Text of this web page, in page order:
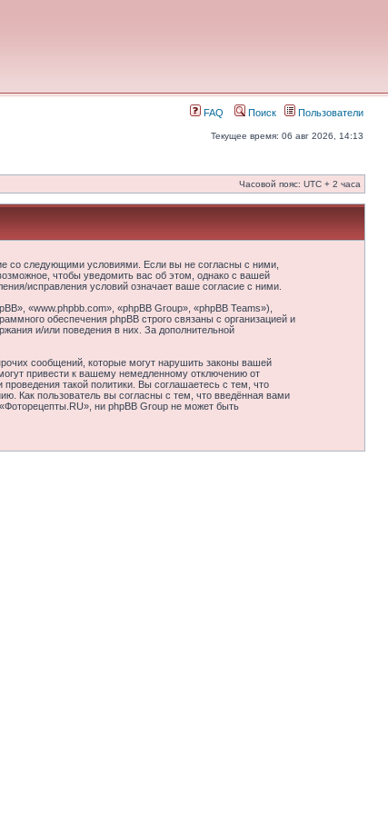
FAQ Поиск Пользователи
Текущее время: 06 авг 2026, 14:13
Часовой пояс: UTC + 2 часа
со следующими условиями. Если вы не согласны с ними,
чтобы уведомить вас об этом, однако с вашей
исправления условий означает ваше согласие с ними.
«www.phpbb.com», «phpBB Group», «phpBB Teams»),
обеспечения phpBB строго связаны с организацией и
и/или поведения в них. За дополнительной
сообщений, которые могут нарушить законы вашей
привести к вашему немедленному отключению от
такой политики. Вы соглашаетесь с тем, что
Как пользователь вы согласны с тем, что введённая вами
ни phpBB Group не может быть